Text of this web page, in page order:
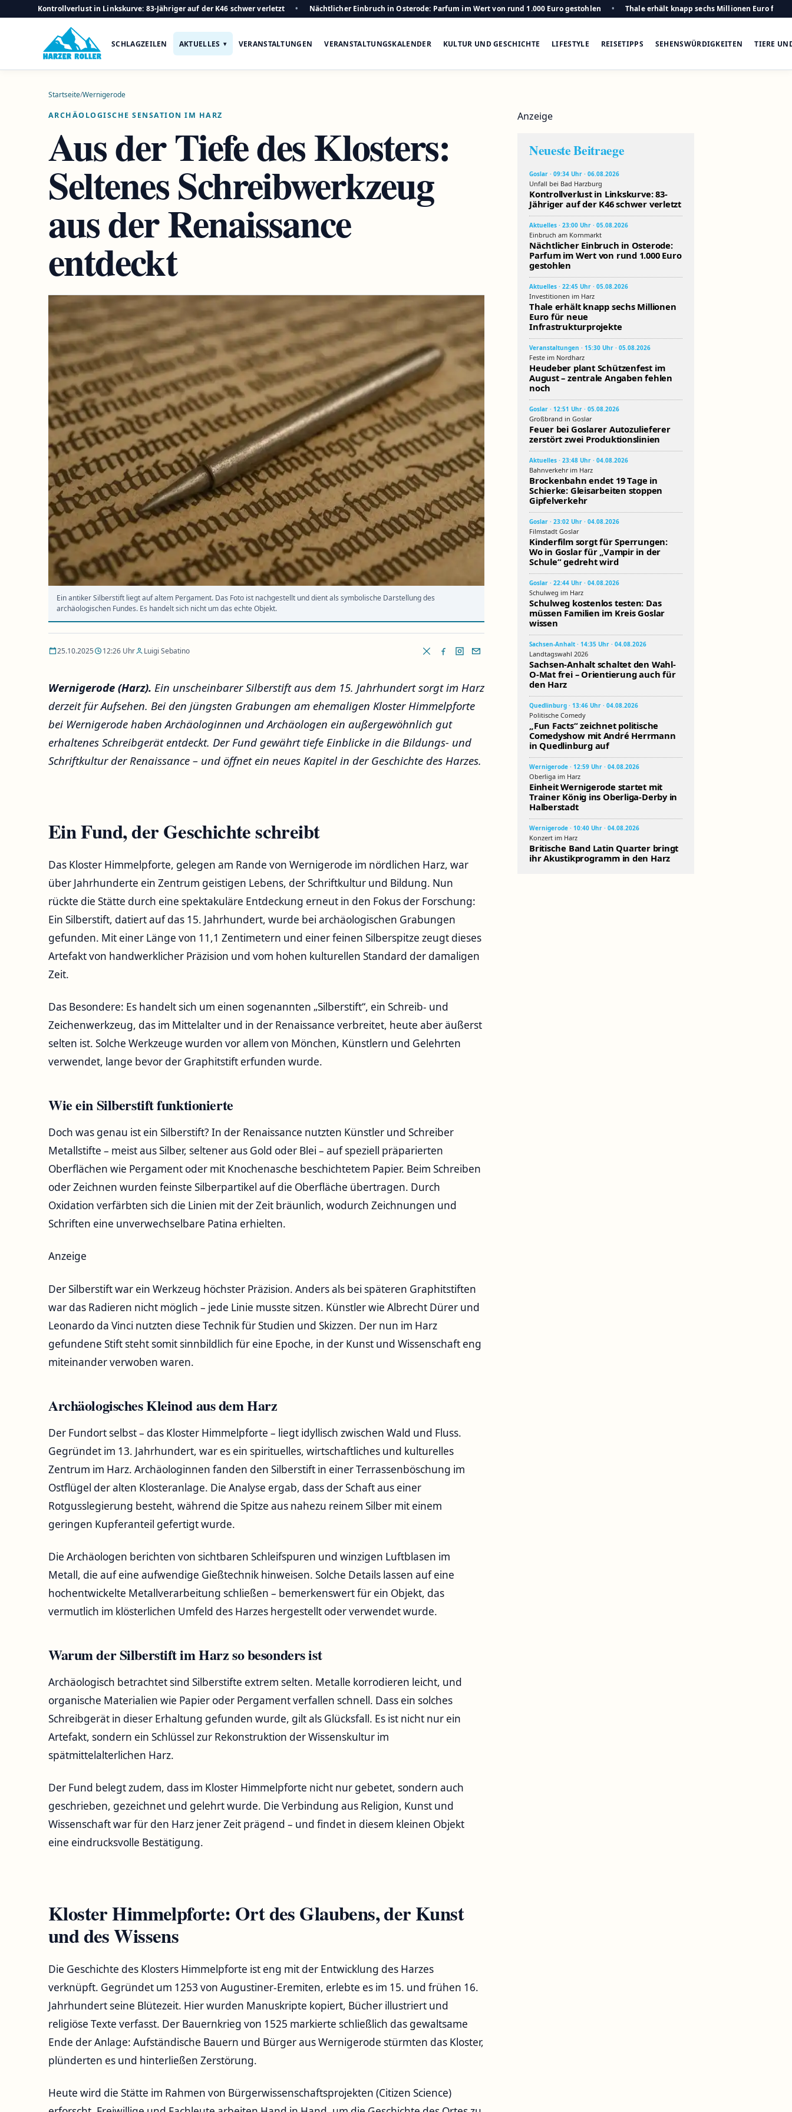
Kontrollverlust in Linkskurve: 83-Jähriger auf der K46 schwer verletzt Nächtlicher Einbruch in Osterode: Parfum im Wert von rund 1.000 Euro gestohlen Thale erhält knapp sechs Millionen Euro für
SCHLAGZEILEN AKTUELLES VERANSTALTUNGEN VERANSTALTUNGSKALENDER KULTUR UND GESCHICHTE LIFESTYLE REISETIPPS SEHENSWÜRDIGKEITEN TIERE
Startseite/Wernigerode
ARCHÄOLOGISCHE SENSATION IM HARZ
Aus der Tiefe des Klosters:
Seltenes Schreibwerkzeug
aus der Renaissance
entdeckt
Ein antiker Silberstift liegt auf altem Pergament. Das Foto ist nachgestellt und dient als symbolische Darstellung des
archäologischen Fundes. Es handelt sich nicht um das echte Objekt.
25.10.2025 12:26 Uhr Luigi Sebatino
Wernigerode (Harz). Ein unscheinbarer Silberstift aus dem 15. Jahrhundert sorgt im Harz
derzeit für Aufsehen. Bei den jüngsten Grabungen am ehemaligen Kloster Himmelpforte
bei Wernigerode haben Archäologinnen und Archäologen ein außergewöhnlich gut
erhaltenes Schreibgerät entdeckt. Der Fund gewährt tiefe Einblicke in die Bildungs- und
Schriftkultur der Renaissance – und öffnet ein neues Kapitel in der Geschichte des Harzes.
Ein Fund, der Geschichte schreibt
Das Kloster Himmelpforte, gelegen am Rande von Wernigerode im nördlichen Harz, war
über Jahrhunderte ein Zentrum geistigen Lebens, der Schriftkultur und Bildung. Nun
rückte die Stätte durch eine spektakuläre Entdeckung erneut in den Fokus der Forschung:
Ein Silberstift, datiert auf das 15. Jahrhundert, wurde bei archäologischen Grabungen
gefunden. Mit einer Länge von 11,1 Zentimetern und einer feinen Silberspitze zeugt dieses
Artefakt von handwerklicher Präzision und vom hohen kulturellen Standard der damaligen
Zeit.
Das Besondere: Es handelt sich um einen sogenannten „Silberstift“, ein Schreib- und
Zeichenwerkzeug, das im Mittelalter und in der Renaissance verbreitet, heute aber äußerst
selten ist. Solche Werkzeuge wurden vor allem von Mönchen, Künstlern und Gelehrten
verwendet, lange bevor der Graphitstift erfunden wurde.
Wie ein Silberstift funktionierte
Doch was genau ist ein Silberstift? In der Renaissance nutzten Künstler und Schreiber
Metallstifte – meist aus Silber, seltener aus Gold oder Blei – auf speziell präparierten
Oberflächen wie Pergament oder mit Knochenasche beschichtetem Papier. Beim Schreiben
oder Zeichnen wurden feinste Silberpartikel auf die Oberfläche übertragen. Durch
Oxidation verfärbten sich die Linien mit der Zeit bräunlich, wodurch Zeichnungen und
Schriften eine unverwechselbare Patina erhielten.
Anzeige
Der Silberstift war ein Werkzeug höchster Präzision. Anders als bei späteren Graphitstiften
war das Radieren nicht möglich – jede Linie musste sitzen. Künstler wie Albrecht Dürer und
Leonardo da Vinci nutzten diese Technik für Studien und Skizzen. Der nun im Harz
gefundene Stift steht somit sinnbildlich für eine Epoche, in der Kunst und Wissenschaft eng
miteinander verwoben waren.
Archäologisches Kleinod aus dem Harz
Der Fundort selbst – das Kloster Himmelpforte – liegt idyllisch zwischen Wald und Fluss.
Gegründet im 13. Jahrhundert, war es ein spirituelles, wirtschaftliches und kulturelles
Zentrum im Harz. Archäologinnen fanden den Silberstift in einer Terrassenböschung im
Ostflügel der alten Klosteranlage. Die Analyse ergab, dass der Schaft aus einer
Rotgusslegierung besteht, während die Spitze aus nahezu reinem Silber mit einem
geringen Kupferanteil gefertigt wurde.
Die Archäologen berichten von sichtbaren Schleifspuren und winzigen Luftblasen im
Metall, die auf eine aufwendige Gießtechnik hinweisen. Solche Details lassen auf eine
hochentwickelte Metallverarbeitung schließen – bemerkenswert für ein Objekt, das
vermutlich im klösterlichen Umfeld des Harzes hergestellt oder verwendet wurde.
Warum der Silberstift im Harz so besonders ist
Archäologisch betrachtet sind Silberstifte extrem selten. Metalle korrodieren leicht, und
organische Materialien wie Papier oder Pergament verfallen schnell. Dass ein solches
Schreibgerät in dieser Erhaltung gefunden wurde, gilt als Glücksfall. Es ist nicht nur ein
Artefakt, sondern ein Schlüssel zur Rekonstruktion der Wissenskultur im
spätmittelalterlichen Harz.
Der Fund belegt zudem, dass im Kloster Himmelpforte nicht nur gebetet, sondern auch
geschrieben, gezeichnet und gelehrt wurde. Die Verbindung aus Religion, Kunst und
Wissenschaft war für den Harz jener Zeit prägend – und findet in diesem kleinen Objekt
eine eindrucksvolle Bestätigung.
Kloster Himmelpforte: Ort des Glaubens, der Kunst
und des Wissens
Die Geschichte des Klosters Himmelpforte ist eng mit der Entwicklung des Harzes
verknüpft. Gegründet um 1253 von Augustiner-Eremiten, erlebte es im 15. und frühen 16.
Jahrhundert seine Blütezeit. Hier wurden Manuskripte kopiert, Bücher illustriert und
religiöse Texte verfasst. Der Bauernkrieg von 1525 markierte schließlich das gewaltsame
Ende der Anlage: Aufständische Bauern und Bürger aus Wernigerode stürmten das Kloster,
plünderten es und hinterließen Zerstörung.
Heute wird die Stätte im Rahmen von Bürgerwissenschaftsprojekten (Citizen Science)
Anzeige
Neueste Beitraege
Goslar · 09:34 Uhr · 06.08.2026
Unfall bei Bad Harzburg
Kontrollverlust in Linkskurve: 83-
Jähriger auf der K46 schwer verletzt
Aktuelles · 23:00 Uhr · 05.08.2026
Einbruch am Kornmarkt
Nächtlicher Einbruch in Osterode:
Parfum im Wert von rund 1.000 Euro
gestohlen
Aktuelles · 22:45 Uhr · 05.08.2026
Investitionen im Harz
Thale erhält knapp sechs Millionen
Euro für neue
Infrastrukturprojekte
Veranstaltungen · 15:30 Uhr · 05.08.2026
Feste im Nordharz
Heudeber plant Schützenfest im
August – zentrale Angaben fehlen
noch
Goslar · 12:51 Uhr · 05.08.2026
Großbrand in Goslar
Feuer bei Goslarer Autozulieferer
zerstört zwei Produktionslinien
Aktuelles · 23:48 Uhr · 04.08.2026
Bahnverkehr im Harz
Brockenbahn endet 19 Tage in
Schierke: Gleisarbeiten stoppen
Gipfelverkehr
Goslar · 23:02 Uhr · 04.08.2026
Filmstadt Goslar
Kinderfilm sorgt für Sperrungen:
Wo in Goslar für „Vampir in der
Schule“ gedreht wird
Goslar · 22:44 Uhr · 04.08.2026
Schulweg im Harz
Schulweg kostenlos testen: Das
müssen Familien im Kreis Goslar
wissen
Sachsen-Anhalt · 14:35 Uhr · 04.08.2026
Landtagswahl 2026
Sachsen-Anhalt schaltet den Wahl-
O-Mat frei – Orientierung auch für
den Harz
Quedlinburg · 13:46 Uhr · 04.08.2026
Politische Comedy
„Fun Facts“ zeichnet politische
Comedyshow mit André Herrmann
in Quedlinburg auf
Wernigerode · 12:59 Uhr · 04.08.2026
Oberliga im Harz
Einheit Wernigerode startet mit
Trainer König ins Oberliga-Derby in
Halberstadt
Wernigerode · 10:40 Uhr · 04.08.2026
Konzert im Harz
Britische Band Latin Quarter bringt
ihr Akustikprogramm in den Harz